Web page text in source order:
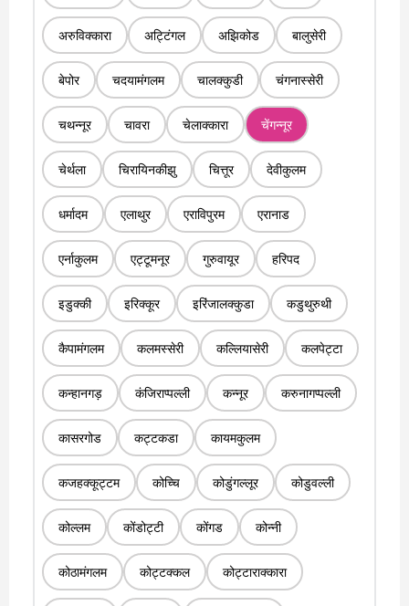
अरुविक्कारा अट्टिंगल अझिकोड बालुसेरी
बेपोर चदयामंगलम चालक्कुडी चंगनास्सेरी
चथन्नूर चावरा चेलाक्कारा चेंगन्नूर
चेर्थला चिरायिनकीझु चित्तूर देवीकुलम
धर्मादम एलाथुर एराविपुरम एरानाड
एर्नाकुलम एट्टूमनूर गुरुवायूर हरिपद
इडुक्की इरिक्कूर इरिंजालक्कुडा कडुथुरुथी
कैपामंगलम कलमस्सेरी कल्लियासेरी कलपेट्टा
कन्हानगड़ कंजिराप्पल्ली कन्नूर करुनागप्पल्ली
कासरगोड कट्टकडा कायमकुलम
कजहक्कूट्टम कोच्चि कोडुंगल्लूर कोडुवल्ली
कोल्लम कोंडोट्टी कोंगड कोन्नी
कोठामंगलम कोट्टक्कल कोट्टाराक्कारा